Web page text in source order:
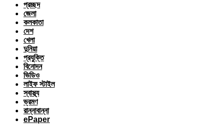
প্রচ্ছদ
জেলা
কলকাতা
দেশ
খেলা
দুনিয়া
প্রযুক্তি
বিনোদন
ভিডিও
লাইফ স্টাইল
স্বাস্থ্য
ভ্রমণ
রান্নাবান্না
ePaper